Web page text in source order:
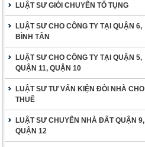
LUẬT SƯ GIỎI CHUYÊN TỐ TỤNG
LUẬT SƯ CHO CÔNG TY TẠI QUẬN 6,
BÌNH TÂN
LUẬT SƯ CHO CÔNG TY TẠI QUẬN 5,
QUẬN 11, QUẬN 10
LUẬT SƯ TƯ VẤN KIỆN ĐÒI NHÀ CHO
THUÊ
LUẬT SƯ CHUYÊN NHÀ ĐẤT QUẬN 9,
QUẬN 12